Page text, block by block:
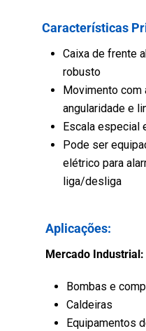
Características
Caixa de frente
robusto
Movimento com
angularidade e
Escala especial
Pode ser
elétrico para
liga/desliga
Aplicações:
Mercado Industrial:
Bombas e
Caldeiras
Equipamentos